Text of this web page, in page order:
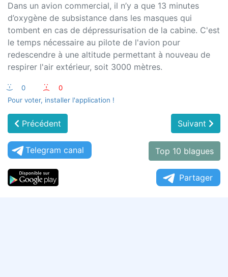
Dans un avion commercial, il n’y a que 13 minutes
d’oxygène de subsistance dans les masques qui
tombent en cas de dépressurisation de la cabine. C'est
le temps nécessaire au pilote de l'avion pour
redescendre à une altitude permettant à nouveau de
respirer l'air extérieur, soit 3000 mètres.
:-) 0 :-(
0
Pour voter, installer l'application !
Précédent Suivant
Telegram canal Top 10 blagues
Partager